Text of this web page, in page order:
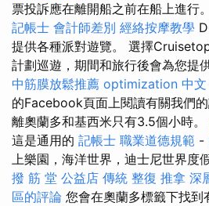
票投訴應在離開船之前在船上進行。
記帳士 會計師差別 經絡按摩教學
提供各種派對遊覽。 選擇
計劃巡遊，期間和旅行後會為您提
中筋膜放鬆推薦 optimization 中文
的Facebook頁面上閱讀有關我們的
離奧蘭多和基西米只有3.5個小時。
這是通用的 記帳士 職業道德規範 -
上樂園，海洋世界，迪士尼世界度
撥 筋 堂 公益店 傳統 整復 推拿 深
區的評論 您會在奧蘭多標籤下找到